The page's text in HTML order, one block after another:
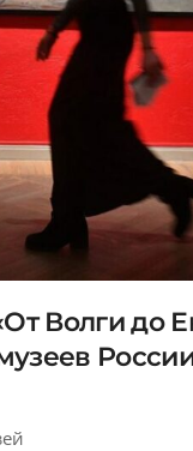
Волги до